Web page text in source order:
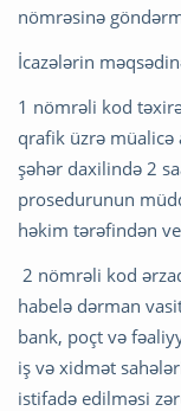
nömrəsinə
İcazələrin
1 nömrəli kod
qrafik üzrə müalicə
şəhər daxilində 2
prosedurunun
həkim tərəfindən
2 nömrəli kod
habelə dərman
bank, poçt və
iş və xidmət
istifadə edilməsi